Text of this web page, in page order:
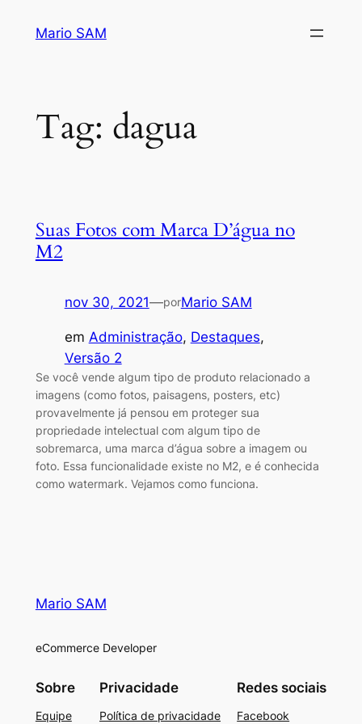
Mario SAM
Tag: dagua
Suas Fotos com Marca D’água no
M2
nov 30, 2021—porMario SAM
em Administração, Destaques
Versão 2
Se você vende algum tipo de produto relacionado a
imagens (como fotos, paisagens, posters, etc)
provavelmente já pensou em proteger sua
propriedade intelectual com algum tipo de
sobremarca, uma marca d’água sobre a imagem ou
foto. Essa funcionalidade existe no M2, e é conhecida
como watermark. Vejamos como funciona.
Mario SAM
eCommerce Developer
Sobre
Equipe
Privacidade
Política de privacidade
Redes sociais
Facebook